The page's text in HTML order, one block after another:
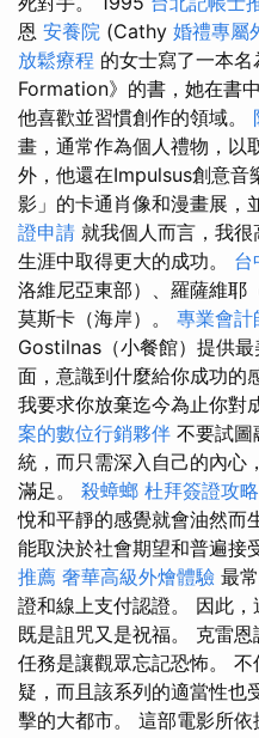
恩 安養院 (Cathy 婚禮專屬
放鬆療程 的女士寫了一本名
Formation》的書，她在書
他喜歡並習慣創作的領域。
畫，通常作為個人禮物，以
外，他還在Impulsus創意音
影」的卡通肖像和漫畫展，
證申請 就我個人而言，我
生涯中取得更大的成功。 台
洛維尼亞東部）、羅薩維耶
莫斯卡（海岸）。 專業會計
Gostilnas（小餐館）提供
面，意識到什麼給你成功的
我要求你放棄迄今為止你對
案的數位行銷夥伴 不要試圖
統，而只需深入自己的內心
滿足。 殺蟑螂 杜拜簽證攻略
悅和平靜的感覺就會油然而
能取決於社會期望和普遍接
推薦 奢華高級外燴體驗 最
證和線上支付認證。 因此
既是詛咒又是祝福。 克雷
任務是讓觀眾忘記恐怖。
疑，而且該系列的適當性也
擊的大都市。 這部電影所